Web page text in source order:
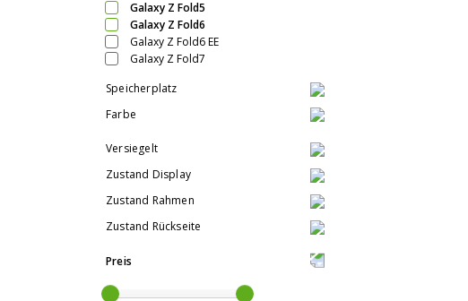
Galaxy Z Fold5
Galaxy Z Fold6
Galaxy Z Fold6 EE
Galaxy Z Fold7
Speicherplatz
Farbe
Versiegelt
Zustand Display
Zustand Rahmen
Zustand Rückseite
Preis